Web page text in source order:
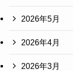
2026年5月
2026年4月
2026年3月